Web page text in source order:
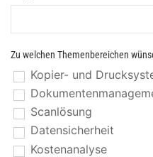
Zu welchen Themenbereichen
Kopier- und
Scanlösung
Datensicherheit
Kostenanalyse